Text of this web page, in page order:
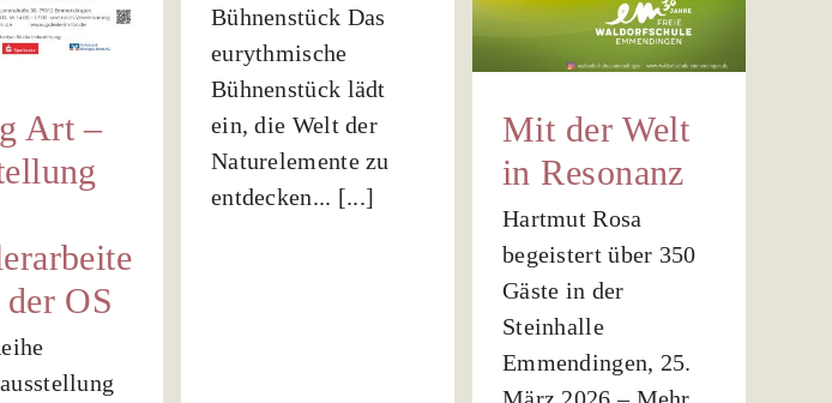
Art –
OS
Bühnenstück Das
eurythmische
Bühnenstück lädt
ein, die Welt der
Naturelemente zu
entdecken... [...]
Mit der Welt
in Resonanz
Hartmut Rosa
begeistert über 350
Gäste in der
Steinhalle
Emmendingen, 25.